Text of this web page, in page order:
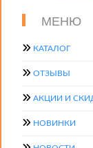
МЕНЮ
КАТАЛОГ
ОТЗЫВЫ
АКЦИИ И
НОВИНКИ